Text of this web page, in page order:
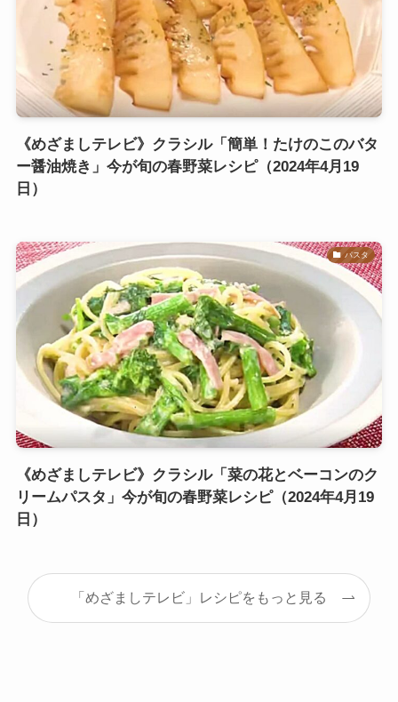
《めざましテレビ》クラシル「簡単！たけのこのバタ
ー醤油焼き」今が旬の春野菜レシピ（2024年4月19
日）
パスタ
《めざましテレビ》クラシル「菜の花とベーコンのク
リームパスタ」今が旬の春野菜レシピ（2024年4月19
日）
「めざましテレビ」レシピをもっと見る